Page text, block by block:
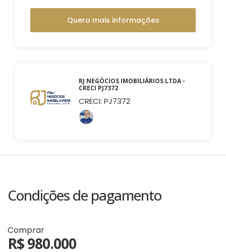
Quero mais informações
RJ NEGÓCIOS IMOBILIÁRIOS LTDA -
CRECI PJ7372
CRECI: PJ7372
Condições de pagamento
Comprar
R$ 980.000